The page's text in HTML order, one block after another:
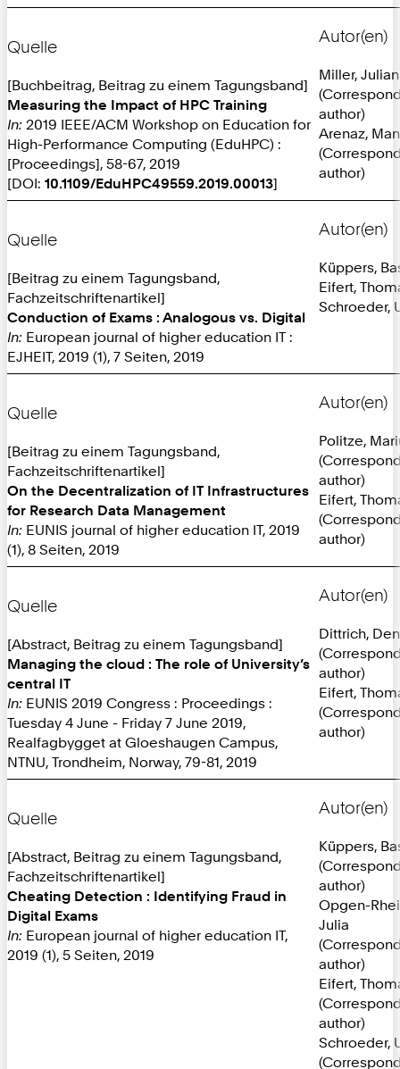
Quelle
[Buchbeitrag, Beitrag zu einem Tagungsband]
Measuring the Impact of HPC Training
In: 2019 IEEE/ACM Workshop on Education for
High-Performance Computing (EduHPC) :
[Proceedings], 58-67, 2019
[DOI: 10.1109/EduHPC49559.2019.00013]
Autor(en)
Miller, Julian
author)
Arenaz,
author)
Quelle
[Beitrag zu einem Tagungsband,
Fachzeitschriftenartikel]
Conduction of Exams : Analogous vs. Digital
In: European journal of higher education IT :
EJHEIT, 2019 (1), 7 Seiten, 2019
Autor(en)
Küppers,
Eifert,
Schroeder,
Quelle
[Beitrag zu einem Tagungsband,
Fachzeitschriftenartikel]
On the Decentralization of IT Infrastructures
for Research Data Management
In: EUNIS journal of higher education IT, 2019
(1), 8 Seiten, 2019
Autor(en)
Politze,
author)
Eifert,
author)
Quelle
[Abstract, Beitrag zu einem Tagungsband]
Managing the cloud : The role of University’s
central IT
In: EUNIS 2019 Congress : Proceedings :
Tuesday 4 June - Friday 7 June 2019,
Realfagbygget at Gloeshaugen Campus,
NTNU, Trondheim, Norway, 79-81, 2019
Autor(en)
Dittrich,
author)
Eifert,
author)
Quelle
[Abstract, Beitrag zu einem Tagungsband,
Fachzeitschriftenartikel]
Cheating Detection : Identifying Fraud in
Digital Exams
In: European journal of higher education IT,
2019 (1), 5 Seiten, 2019
Autor(en)
Küppers,
author)
Opgen-
Julia
author)
Eifert,
author)
Schroeder,